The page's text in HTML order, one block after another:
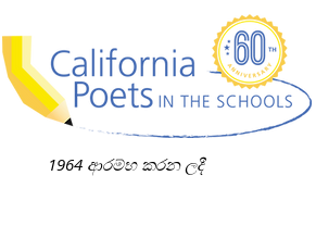
1964 ආරම්භ කරන ලදී